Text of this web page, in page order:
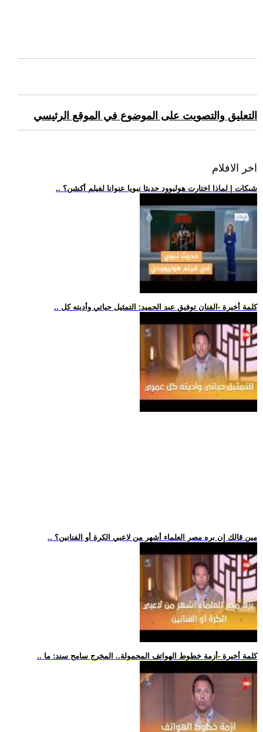
التعليق والتصويت على الموضوع في الموقع الرئيسي
اخر الافلام
.. شبكات | لماذا اختارت هوليوود حديثا نبويا عنوانا لفيلم أكشن؟
.. كلمة أخيرة -الفنان توفيق عبد الحميد: التمثيل حياتي وأديته كل
.. مين قالك إن بره مصر العلماء أشهر من لاعبي الكرة أو الفنانين؟
.. كلمة أخيرة -أزمة خطوط الهواتف المحمولة.. المخرج سامح سند: ما